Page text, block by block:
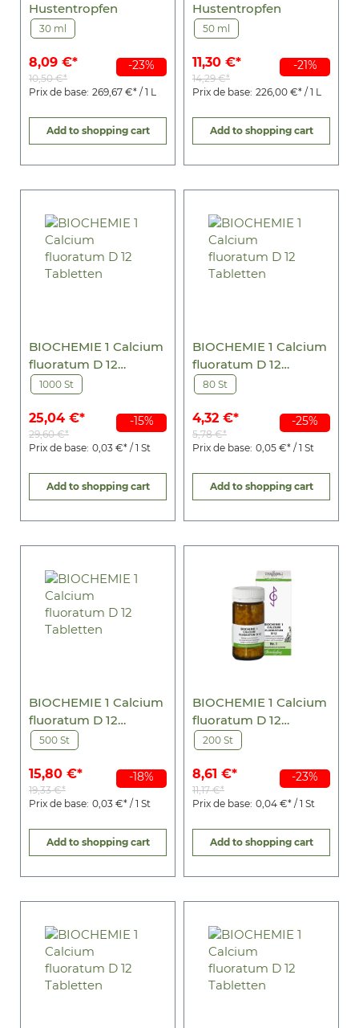
-23%
Hustentropfen
30 ml
8,09 €*
10,50 €*
Prix de base: 269,67 €* / 1 L
Add to shopping cart
-21%
Hustentropfen
50 ml
11,30 €*
14,29 €*
Prix de base: 226,00 €* / 1 L
Add to shopping cart
-15%
BIOCHEMIE 1 Calcium
fluoratum D 12
Tabletten
1000 St
25,04 €*
29,60 €*
Prix de base: 0,03 €* / 1 St
Add to shopping cart
-25%
BIOCHEMIE 1 Calcium
fluoratum D 12
Tabletten
80 St
4,32 €*
5,78 €*
Prix de base: 0,05 €* / 1 St
Add to shopping cart
-18%
BIOCHEMIE 1 Calcium
fluoratum D 12
Tabletten
500 St
15,80 €*
19,33 €*
Prix de base: 0,03 €* / 1 St
Add to shopping cart
-23%
BIOCHEMIE 1 Calcium
fluoratum D 12
Tabletten
200 St
8,61 €*
11,17 €*
Prix de base: 0,04 €* / 1 St
Add to shopping cart